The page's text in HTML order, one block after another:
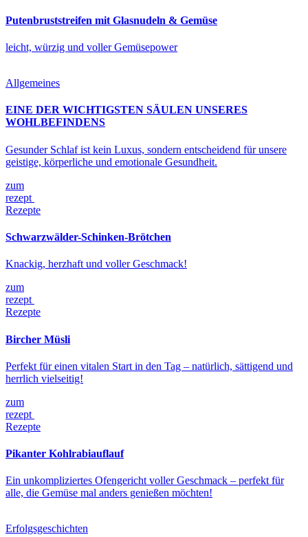
Putenbruststreifen mit Glasnudeln & Gemüse
leicht, würzig und voller Gemüsepower
Allgemeines
EINE DER WICHTIGSTEN SÄULEN UNSERES
WOHLBEFINDENS
Gesunder Schlaf ist kein Luxus, sondern entscheidend für unsere
geistige, körperliche und emotionale Gesundheit.
zum
rezept
Rezepte
Schwarzwälder-Schinken-Brötchen
Knackig, herzhaft und voller Geschmack!
zum
rezept
Rezepte
Bircher Müsli
Perfekt für einen vitalen Start in den Tag – natürlich, sättigend und
herrlich vielseitig!
zum
rezept
Rezepte
Pikanter Kohlrabiauflauf
Ein unkompliziertes Ofengericht voller Geschmack – perfekt für
alle, die Gemüse mal anders genießen möchten!
Erfolgsgeschichten